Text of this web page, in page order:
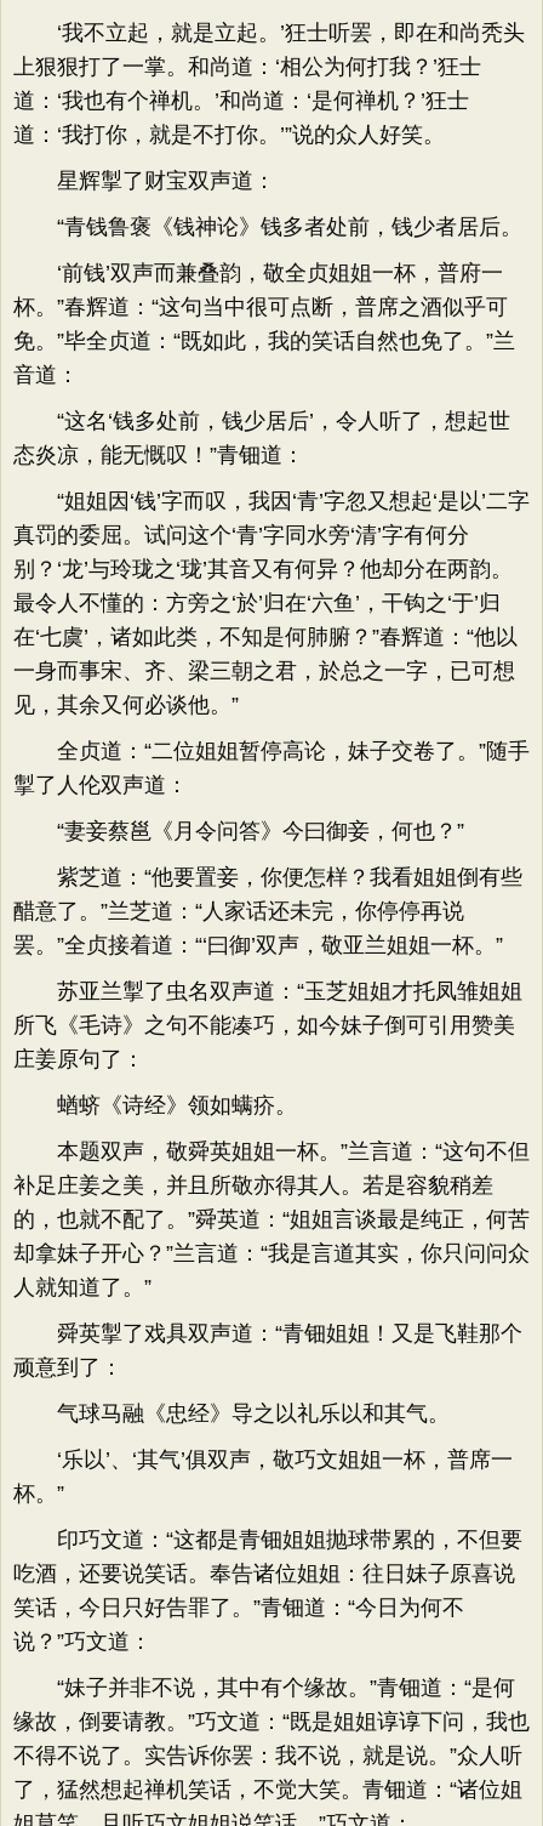
‘我不立起，就是立起。’狂士听罢，即在和尚秃头
上狠狠打了一掌。和尚道：‘相公为何打我？’狂士
道：‘我也有个禅机。’和尚道：‘是何禅机？’狂士
道：‘我打你，就是不打你。’”说的众人好笑。
星辉掣了财宝双声道：
“青钱鲁褒《钱神论》钱多者处前，钱少者居后。
‘前钱’双声而兼叠韵，敬全贞姐姐一杯，普府一
杯。”春辉道：“这句当中很可点断，普席之酒似乎可
免。”毕全贞道：“既如此，我的笑话自然也免了。”兰
音道：
“这名‘钱多处前，钱少居后’，令人听了，想起世
态炎凉，能无慨叹！”青钿道：
“姐姐因‘钱’字而叹，我因‘青’字忽又想起‘是以’二字
真罚的委屈。试问这个‘青’字同水旁‘清’字有何分
别？‘龙’与玲珑之‘珑’其音又有何异？他却分在两韵。
最令人不懂的：方旁之‘於’归在‘六鱼’，干钩之‘于’归
在‘七虞’，诸如此类，不知是何肺腑？”春辉道：“他以
一身而事宋、齐、梁三朝之君，於总之一字，已可想
见，其余又何必谈他。”
全贞道：“二位姐姐暂停高论，妹子交卷了。”随手
掣了人伦双声道：
“妻妾蔡邕《月令问答》今曰御妾，何也？”
紫芝道：“他要置妾，你便怎样？我看姐姐倒有些
醋意了。”兰芝道：“人家话还未完，你停停再说
罢。”全贞接着道：“‘曰御’双声，敬亚兰姐姐一杯。”
苏亚兰掣了虫名双声道：“玉芝姐姐才托凤雏姐姐
所飞《毛诗》之句不能凑巧，如今妹子倒可引用赞美
庄姜原句了：
蝤蛴《诗经》领如螨疥。
本题双声，敬舜英姐姐一杯。”兰言道：“这句不但
补足庄姜之美，并且所敬亦得其人。若是容貌稍差
的，也就不配了。”舜英道：“姐姐言谈最是纯正，何苦
却拿妹子开心？”兰言道：“我是言道其实，你只问问众
人就知道了。”
舜英掣了戏具双声道：“青钿姐姐！又是飞鞋那个
顽意到了：
气球马融《忠经》导之以礼乐以和其气。
‘乐以’、‘其气’俱双声，敬巧文姐姐一杯，普席一
杯。”
印巧文道：“这都是青钿姐姐抛球带累的，不但要
吃酒，还要说笑话。奉告诸位姐姐：往日妹子原喜说
笑话，今日只好告罪了。”青钿道：“今日为何不
说？”巧文道：
“妹子并非不说，其中有个缘故。”青钿道：“是何
缘故，倒要请教。”巧文道：“既是姐姐谆谆下问，我也
不得不说了。实告诉你罢：我不说，就是说。”众人听
了，猛然想起禅机笑话，不觉大笑。青钿道：“诸位姐